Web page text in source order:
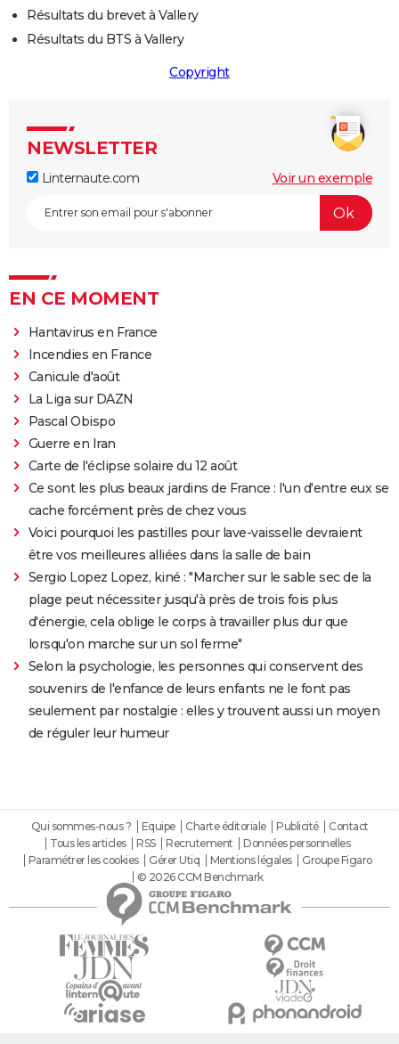
Résultats du brevet à Vallery
Résultats du BTS à Vallery
Copyright
NEWSLETTER
Linternaute.com Voir un exemple
EN CE MOMENT
Hantavirus en France
Incendies en France
Canicule d'août
La Liga sur DAZN
Pascal Obispo
Guerre en Iran
Carte de l'éclipse solaire du 12 août
Ce sont les plus beaux jardins de France : l'un d'entre eux se
cache forcément près de chez vous
Voici pourquoi les pastilles pour lave-vaisselle devraient
être vos meilleures alliées dans la salle de bain
Sergio Lopez Lopez, kiné : "Marcher sur le sable sec de la
plage peut nécessiter jusqu'à près de trois fois plus
d'énergie, cela oblige le corps à travailler plus dur que
lorsqu'on marche sur un sol ferme"
Selon la psychologie, les personnes qui conservent des
souvenirs de l'enfance de leurs enfants ne le font pas
seulement par nostalgie : elles y trouvent aussi un moyen
de réguler leur humeur
Qui sommes-nous ? Equipe Charte éditoriale Publicité
Contact
Tous les articles
RSS Recrutement
Données personnelles
Paramétrer les cookies
Gérer Utiq Mentions légales
Groupe Figaro
© 2026 CCM Benchmark